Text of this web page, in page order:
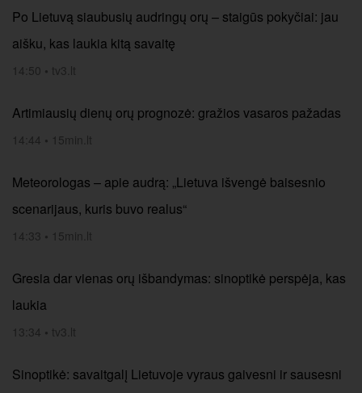
Po Lietuvą siaubusių audringų orų – staigūs pokyčiai: jau
aišku, kas laukia kitą savaitę
14:50 • tv3.lt
Artimiausių dienų orų prognozė: gražios vasaros pažadas
14:44 • 15min.lt
Meteorologas – apie audrą: „Lietuva išvengė baisesnio
scenarijaus, kuris buvo realus“
14:33 • 15min.lt
Gresia dar vienas orų išbandymas: sinoptikė perspėja, kas
laukia
13:34 • tv3.lt
Sinoptikė: savaitgalį Lietuvoje vyraus gaivesni ir sausesni